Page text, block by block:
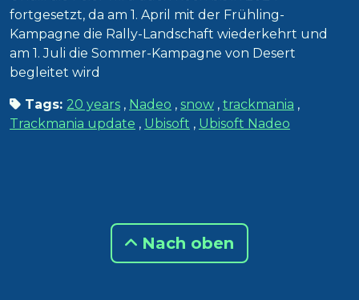
fortgesetzt, da am 1. April mit der Frühling-
Kampagne die Rally-Landschaft wiederkehrt und
am 1. Juli die Sommer-Kampagne von Desert
begleitet wird
Tags: 20 years , Nadeo , snow , trackmania ,
Trackmania update , Ubisoft , Ubisoft Nadeo
Nach oben